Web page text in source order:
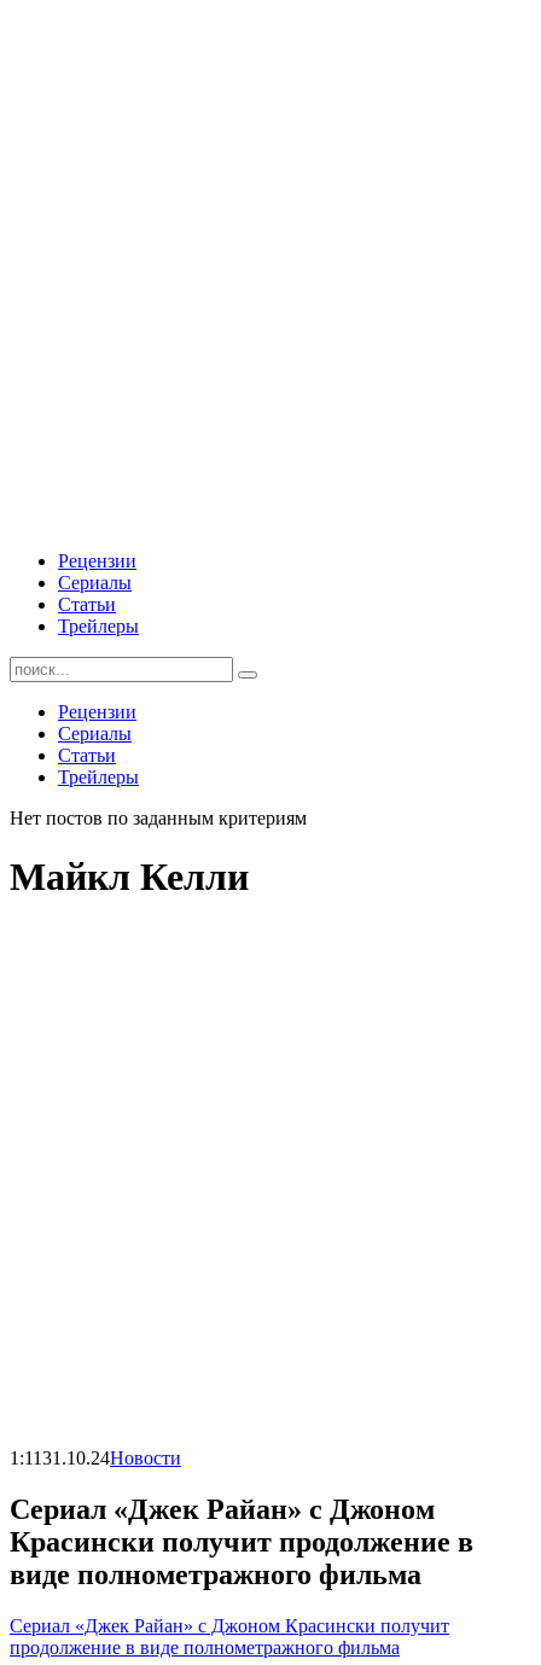
Рецензии
Сериалы
Статьи
Трейлеры
Найти:
Рецензии
Сериалы
Статьи
Трейлеры
Нет постов по заданным критериям
Майкл Келли
1:1131.10.24Новости
Сериал «Джек Райан» с Джоном
Красински получит продолжение в
виде полнометражного фильма
Сериал «Джек Райан» с Джоном Красински получит
продолжение в виде полнометражного фильма